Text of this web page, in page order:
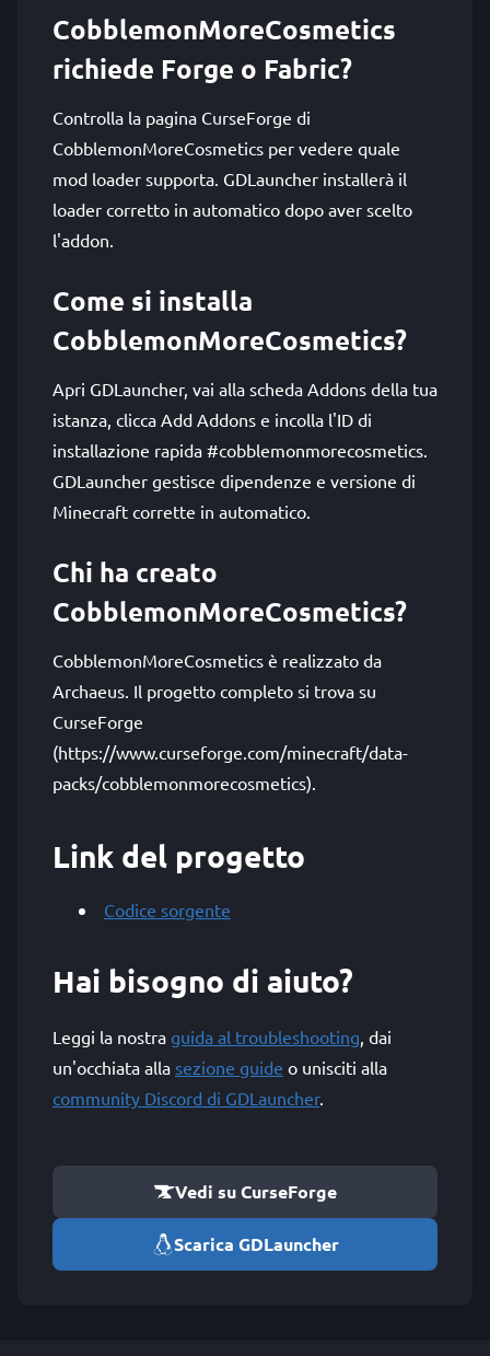
CobblemonMoreCosmetics
richiede Forge o Fabric?
Controlla la pagina CurseForge di
CobblemonMoreCosmetics per vedere quale
mod loader supporta. GDLauncher installerà il
loader corretto in automatico dopo aver scelto
l'addon.
Come si installa
CobblemonMoreCosmetics?
Apri GDLauncher, vai alla scheda Addons della tua
istanza, clicca Add Addons e incolla l'ID di
installazione rapida #cobblemonmorecosmetics.
GDLauncher gestisce dipendenze e versione di
Minecraft corrette in automatico.
Chi ha creato
CobblemonMoreCosmetics?
CobblemonMoreCosmetics è realizzato da
Archaeus. Il progetto completo si trova su
CurseForge
(https://www.curseforge.com/minecraft/data-
packs/cobblemonmorecosmetics).
Link del progetto
Codice sorgente
Hai bisogno di aiuto?
Leggi la nostra guida al troubleshooting, dai
un'occhiata alla sezione guide o unisciti alla
community Discord di GDLauncher.
Vedi su CurseForge
Scarica GDLauncher